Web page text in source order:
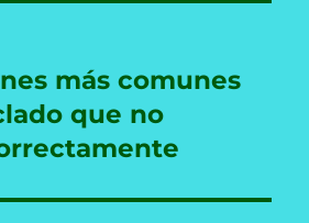
más comunes
que no